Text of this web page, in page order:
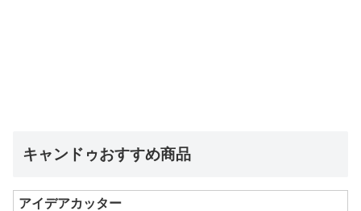
キャンドゥおすすめ商品
アイデアカッター